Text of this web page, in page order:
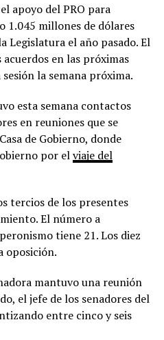
apoyo del PRO para
1.045 millones de dólares
Legislatura el año pasado. El
en las próximas
la semana próxima.
esta semana contactos
en reuniones que se
de Gobierno, donde
por elviaje del
tercios de los presentes
El número a
tiene 21. Los diez
oposición.
mantuvo una reunión
el jefe de los senadores del
entre cinco y seis